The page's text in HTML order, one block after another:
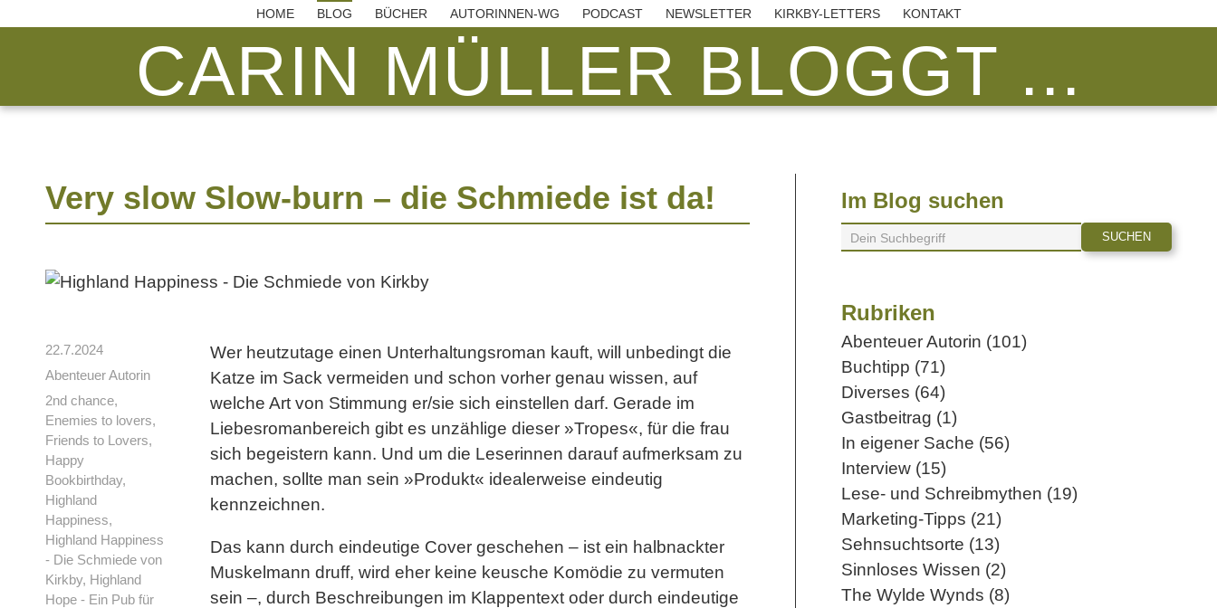
HOME BLOG BÜCHER AUTORINNEN-WG PODCAST NEWSLETTER KIRKBY-LETTERS KONTAKT
CARIN MÜLLER BLOGGT ...
Very slow Slow-burn – die Schmiede ist da!
22.7.2024
Abenteuer Autorin
2nd chance,
Enemies to lovers,
Friends to Lovers,
Happy
Bookbirthday,
Highland
Happiness,
Highland Happiness
- Die Schmiede von
Kirkby, Highland
Hope - Ein Pub für
Wer heutzutage einen Unterhaltungsroman kauft, will unbedingt die
Katze im Sack vermeiden und schon vorher genau wissen, auf
welche Art von Stimmung er/sie sich einstellen darf. Gerade im
Liebesromanbereich gibt es unzählige dieser »Tropes«, für die frau
sich begeistern kann. Und um die Leserinnen darauf aufmerksam zu
machen, sollte man sein »Produkt« idealerweise eindeutig
kennzeichnen.
Das kann durch eindeutige Cover geschehen – ist ein halbnackter
Muskelmann druff, wird eher keine keusche Komödie zu vermuten
sein –, durch Beschreibungen im Klappentext oder durch eindeutige
Im Blog suchen
Rubriken
Abenteuer Autorin (101)
Buchtipp (71)
Diverses (64)
Gastbeitrag (1)
In eigener Sache (56)
Interview (15)
Lese- und Schreibmythen (19)
Marketing-Tipps (21)
Sehnsuchtsorte (13)
Sinnloses Wissen (2)
The Wylde Wynds (8)